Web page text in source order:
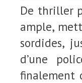
De thriller
ample,
sordides,
d’une
finalement